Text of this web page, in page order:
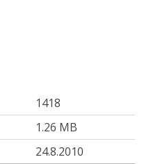
1418
1.26 MB
24.8.2010